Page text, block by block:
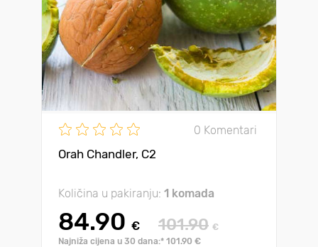
0 Komentari
Orah Chandler, С2
Količina u pakiranju: 1 komada
84.90 € 101.90 €
Najniža cijena u 30 dana:* 101.90 €